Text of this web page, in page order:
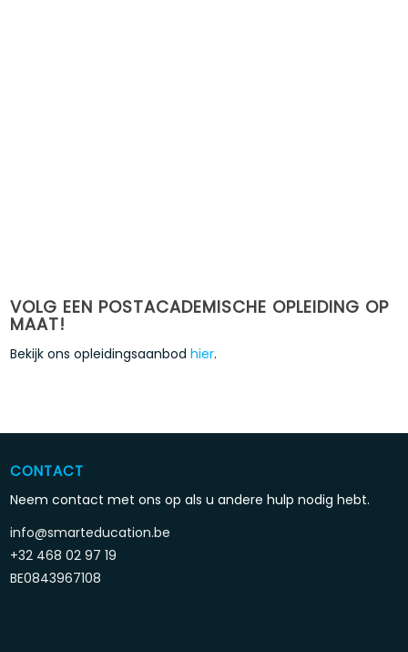
VOLG EEN POSTACADEMISCHE OPLEIDING OP
MAAT!
Bekijk ons opleidingsaanbodhier.
CONTACT
Neem contact met ons op als u andere hulp nodig hebt.
info@smarteducation.be
+32 468 02 97 19
BE0843967108